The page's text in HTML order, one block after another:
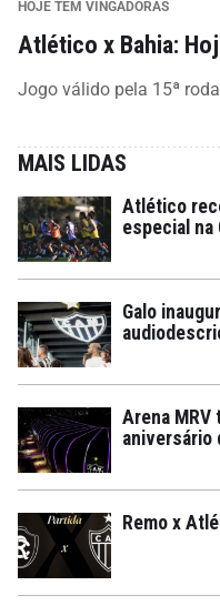
HOJE TEM VINGADORAS
Atlético x Bahia:
Jogo válido pela 15ª
MAIS LIDAS
Atlético
especial na
Galo
Arena MRV
aniversário
Remo x